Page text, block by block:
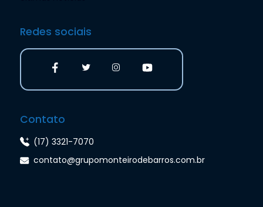
Redes sociais
Contato
(17) 3321-7070
contato@grupomonteirodebarros.com.br